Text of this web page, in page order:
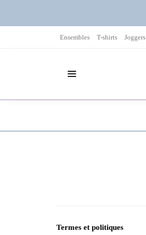
Ensembles T-shirts Joggers
Termes et politiques